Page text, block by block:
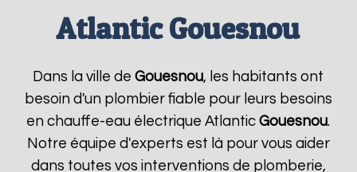
Atlantic Gouesnou
Dans la ville deGouesnou, les habitants ont
besoin d'un plombier fiable pour leurs besoins
en chauffe-eau électrique AtlanticGouesnou.
Notre équipe d'experts est là pour vous aider
dans toutes vos interventions de plomberie,